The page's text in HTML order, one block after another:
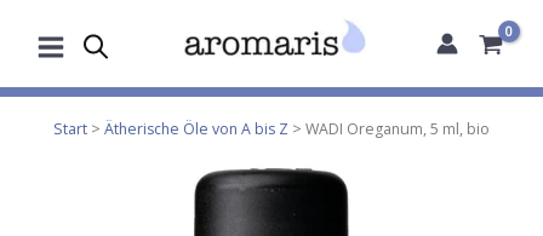
Inhalt
Start > Ätherische Öle von A bis Z > WADI Oreganum, 5 ml, bio